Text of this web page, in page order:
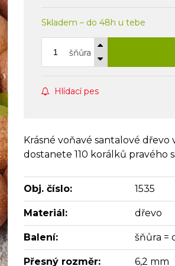
Skladem – do 48h u tebe
šňůra
Hlídací pes
Krásné voňavé santalové
dostanete 110 korálků pravého
Obj. číslo: 1535
Materiál: dřevo
Balení: šňůra =
Přesný rozměr: 6,2 mm